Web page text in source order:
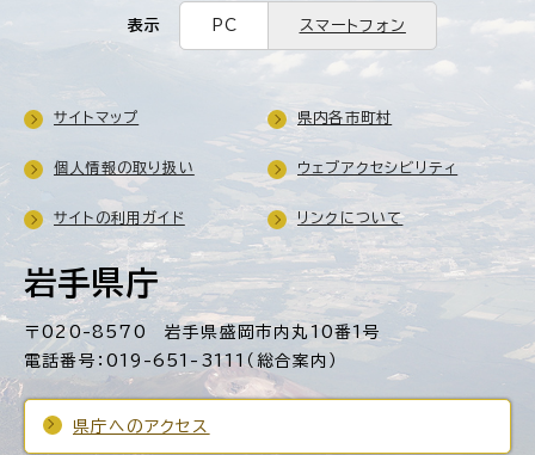
表示 PC スマートフォン
岩手県庁
〒020-8570 岩手県盛岡市内丸10番1号
電話番号：019-651-3111（総合案内）
県庁へのアクセス
サイトマップ 県内各市町村
個人情報の取り扱い ウェブアクセシビリティ
サイトの利用ガイド リンクについて